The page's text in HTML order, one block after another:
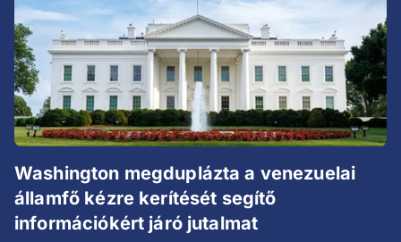
Washington megduplázta a venezuelai
államfő kézre kerítését segítő
információkért járó jutalmat